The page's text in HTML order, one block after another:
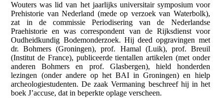
Wouters was lid van het jaarlijks universitair symposium voor
Prehistorie van Nederland (mede op verzoek van Waterbolk),
zat in de commissie Periodisering van de Nederlandse
Praehistorie en was correspondent van de Rijksdienst voor
Oudheidkundig Bodemonderzoek. Hij deed opgravingen met
dr. Bohmers (Groningen), prof. Hamal (Luik), prof. Breuil
(Institut de France), publiceerde tientallen artikelen (met onder
anderen Bohmers en prof. Glasbergen), hield honderden
lezingen (onder andere op het BAI in Groningen) en hielp
archeologiestudenten. De zaak Vermaning beschreef hij in het
boek J’accuse, dat in beperkte oplage verscheen.